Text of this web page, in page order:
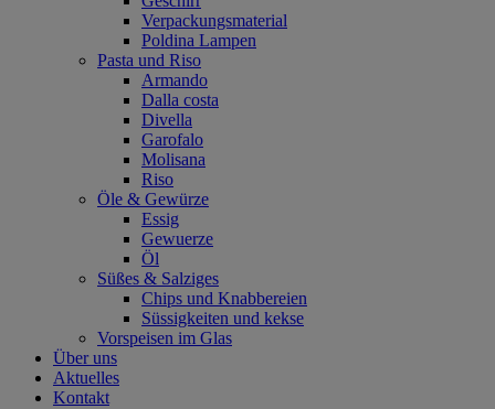
Verpackungsmaterial
Poldina Lampen
Pasta und Riso
Armando
Dalla costa
Divella
Garofalo
Molisana
Riso
Öle & Gewürze
Essig
Gewuerze
Öl
Süßes & Salziges
Chips und Knabbereien
Süssigkeiten und kekse
Vorspeisen im Glas
Über uns
Aktuelles
Kontakt